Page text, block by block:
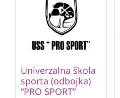
Univerzalna škola
sporta (odbojka)
“PRO SPORT”